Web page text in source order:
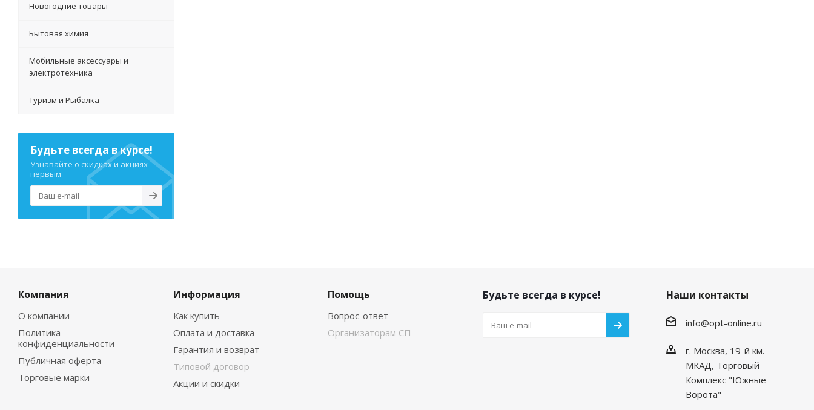
Новогодние товары
Бытовая химия
Мобильные аксессуары и
электротехника
Туризм и Рыбалка
Будьте всегда в курсе!
Узнавайте о скидках и акциях
первым
Компания
О компании
Политика
конфиденциальности
Публичная оферта
Торговые марки
Информация
Как купить
Оплата и доставка
Гарантия и возврат
Типовой договор
Акции и скидки
Помощь
Вопрос-ответ
Организаторам СП
Будьте всегда в курсе! Наши контакты
info@opt-online.ru
г. Москва, 19-й км.
МКАД, Торговый
Комплекс "Южные
Ворота"